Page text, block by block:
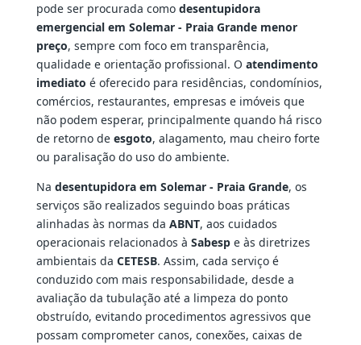
pode ser procurada como desentupidora
emergencial em Solemar - Praia Grande menor
preço, sempre com foco em transparência,
qualidade e orientação profissional. O atendimento
imediato é oferecido para residências, condomínios,
comércios, restaurantes, empresas e imóveis que
não podem esperar, principalmente quando há risco
de retorno de esgoto, alagamento, mau cheiro forte
ou paralisação do uso do ambiente.
Na desentupidora em Solemar - Praia Grande, os
serviços são realizados seguindo boas práticas
alinhadas às normas da ABNT, aos cuidados
operacionais relacionados à Sabespe às diretrizes
ambientais da CETESB. Assim, cada serviço é
conduzido com mais responsabilidade, desde a
avaliação da tubulação até a limpeza do ponto
obstruído, evitando procedimentos agressivos que
possam comprometer canos, conexões, caixas de